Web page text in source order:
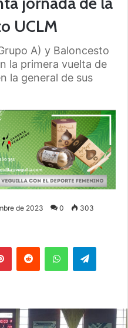
UCLM
A) y Baloncesto
la primera vuelta de
la general de sus
de 2023 0 303